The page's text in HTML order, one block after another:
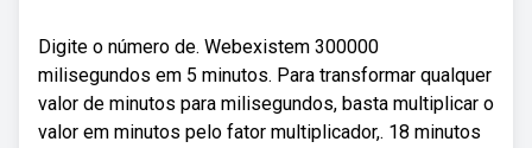
Digite o número de. Webexistem 300000
milisegundos em 5 minutos. Para transformar qualquer
valor de minutos para milisegundos, basta multiplicar o
valor em minutos pelo fator multiplicador,. 18 minutos